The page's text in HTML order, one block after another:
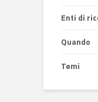
Enti di
Quando
Temi